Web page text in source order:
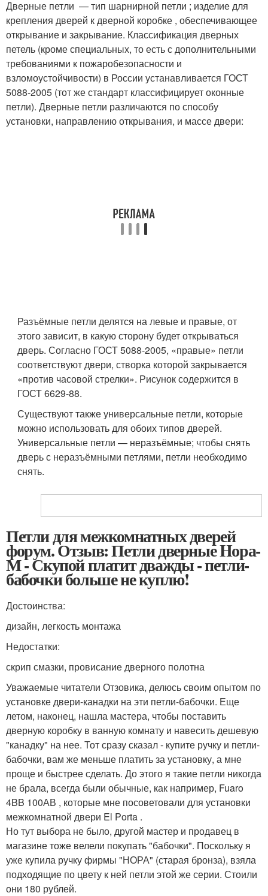
Дверные петли — тип шарнирной петли ; изделие для
крепления дверей к дверной коробке , обеспечивающее
открывание и закрывание. Классификация дверных
петель (кроме специальных, то есть с дополнительными
требованиями к пожаробезопасности и
взломоустойчивости) в России устанавливается ГОСТ
5088-2005 (тот же стандарт классифицирует оконные
петли). Дверные петли различаются по способу
установки, направлению открывания, и массе двери:
Разъёмные петли делятся на левые и правые, от
этого зависит, в какую сторону будет открываться
дверь. Согласно ГОСТ 5088-2005, «правые» петли
соответствуют двери, створка которой закрывается
«против часовой стрелки». Рисунок содержится в
ГОСТ 6629-88.
Существуют также универсальные петли, которые
можно использовать для обоих типов дверей.
Универсальные петли — неразъёмные; чтобы снять
дверь с неразъёмными петлями, петли необходимо
снять.
Петли для межкомнатных дверей
форум. Отзыв: Петли дверные Hора-
М - Скупой платит дважды - петли-
бабочки больше не куплю!
Достоинства:
дизайн, легкость монтажа
Недостатки:
скрип смазки, провисание дверного полотна
Уважаемые читатели Отзовика, делюсь своим опытом по
установке двери-канадки на эти петли-бабочки. Еще
летом, наконец, нашла мастера, чтобы поставить
дверную коробку в ванную комнату и навесить дешевую
"канадку" на нее. Тот сразу сказал - купите ручку и петли-
бабочки, вам же меньше платить за установку, а мне
проще и быстрее сделать. До этого я такие петли никогда
не брала, всегда были обычные, как например, Fuaro
4BB 100АВ , которые мне посоветовали для установки
межкомнатной двери El Porta .
Но тут выбора не было, другой мастер и продавец в
магазине тоже велели покупать "бабочки". Поскольку я
уже купила ручку фирмы "НОРА" (старая бронза), взяла
подходящие по цвету к ней петли этой же серии. Стоили
они 180 рублей.